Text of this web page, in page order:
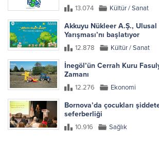
13.074 Kültür / Sanat
Akkuyu Nükleer A.Ş., Ulusal
Yarışması’nı başlatıyor
12.878 Kültür / Sanat
İnegöl’ün Cerrah Kuru
Zamanı
12.276 Ekonomi
Bornova’da çocukları
seferberliği
10.916 Sağlık